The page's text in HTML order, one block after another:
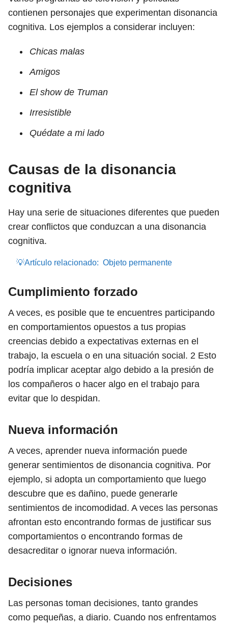
contienen personajes que experimentan disonancia
cognitiva. Los ejemplos a considerar incluyen:
Chicas malas
Amigos
El show de Truman
Irresistible
Quédate a mi lado
Causas de la disonancia
cognitiva
Hay una serie de situaciones diferentes que pueden
crear conflictos que conduzcan a una disonancia
cognitiva.
💡Artículo relacionado: Objeto permanente
Cumplimiento forzado
A veces, es posible que te encuentres participando
en comportamientos opuestos a tus propias
creencias debido a expectativas externas en el
trabajo, la escuela o en una situación social. 2 Esto
podría implicar aceptar algo debido a la presión de
los compañeros o hacer algo en el trabajo para
evitar que lo despidan.
Nueva información
A veces, aprender nueva información puede
generar sentimientos de disonancia cognitiva. Por
ejemplo, si adopta un comportamiento que luego
descubre que es dañino, puede generarle
sentimientos de incomodidad. A veces las personas
afrontan esto encontrando formas de justificar sus
comportamientos o encontrando formas de
desacreditar o ignorar nueva información.
Decisiones
Las personas toman decisiones, tanto grandes
como pequeñas, a diario. Cuando nos enfrentamos